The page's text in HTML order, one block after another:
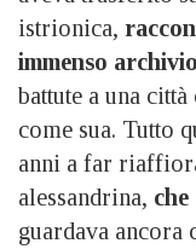
istrionica,
immenso
battute a una
come sua. Tutto
anni a far
alessandrina, che
guardava